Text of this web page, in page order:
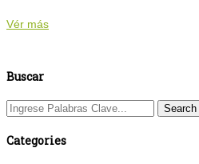
Vér más
Buscar
Categories